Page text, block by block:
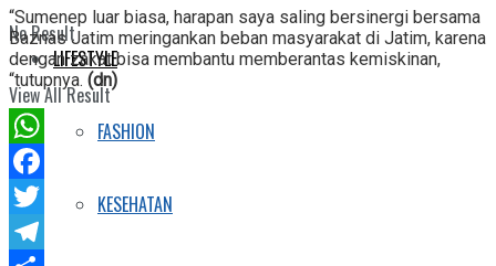
No Result
View All Result
LIFESTYLE
FASHION
KESEHATAN
“Sumenep luar biasa, harapan saya saling bersinergi bersama
Baznas Jatim meringankan beban masyarakat di Jatim, karena
dengan zakat bisa membantu memberantas kemiskinan,
“tutupnya. (dn)
WhatsApp
Facebook
Twitter